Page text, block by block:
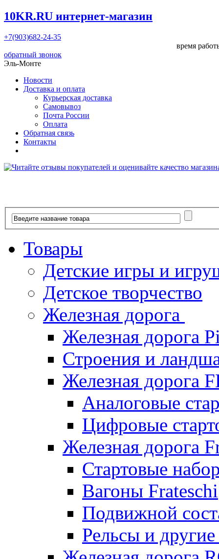
10KR.RU интернет-магазин
+7(903)682-24-35
время
обратный звонок
Эль-Монте
Новости
Доставка и оплата
Курьерская доставка
Самовывоз
Почта России
Оплата
Обратная связь
Контакты
Товары
Детские игры и
Детское творчество
Железная дорога
Железная дорога
Строения и
Железная дорога
Аналоговые
Цифровые
Железная дорога
Стартовые
Вагоны Frateschi
Подвижной
Рельсы и